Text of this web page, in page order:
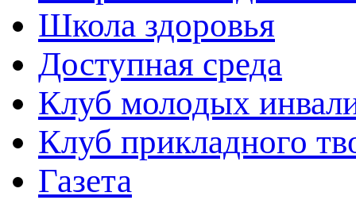
Школа здоровья
Доступная среда
Клуб молодых
Клуб прикладного
Газета